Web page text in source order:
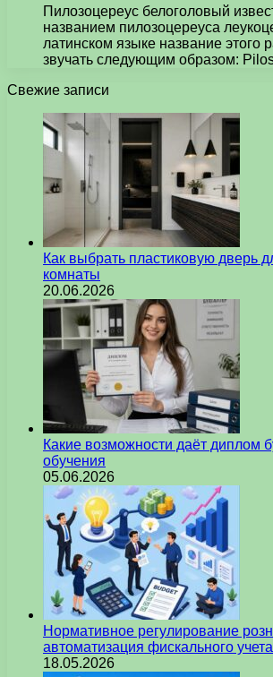
Пилозоцереус белоголовый
названием пилозоцереуса
латинском языке название этого
звучать следующим образом:
Свежие записи
Как выбрать пластиковую дверь
комнаты
20.06.2026
Какие возможности даёт диплом
обучения
05.06.2026
Нормативное регулирование
автоматизация фискального учета
18.05.2026